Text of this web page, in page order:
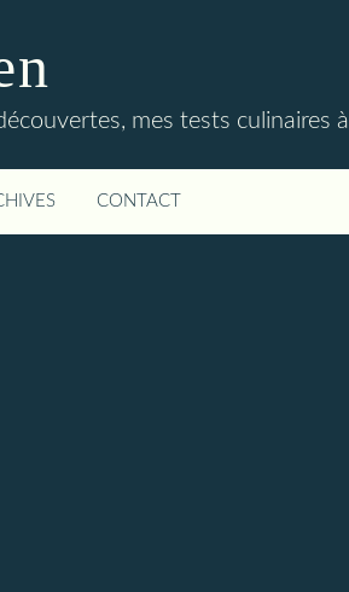
mes tests culinaires
CONTACT